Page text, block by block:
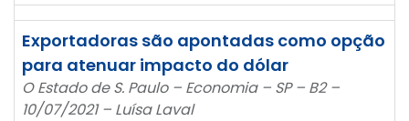
Exportadoras são apontadas como opção
para atenuar impacto do dólar
O Estado de S. Paulo – Economia – SP – B2 –
10/07/2021 – Luísa Laval